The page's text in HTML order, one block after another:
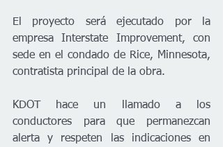
El proyecto será ejecutado por la
empresa Interstate Improvement, con
sede en el condado de Rice, Minnesota,
contratista principal de la obra.
KDOT hace un llamado a los
conductores para que permanezcan
alerta y respeten las indicaciones en